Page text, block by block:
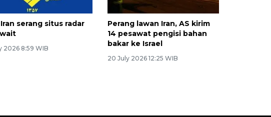
Iran serang situs radar
2026 8:59 WIB
Perang lawan Iran, AS kirim
14 pesawat pengisi bahan
bakar ke Israel
20 July 2026 12:25 WIB